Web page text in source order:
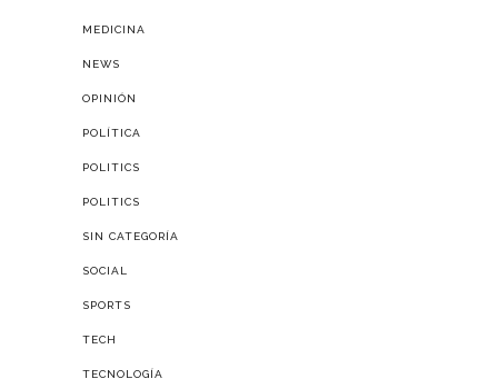
MEDICINA
NEWS
OPINIÓN
POLÍTICA
POLITICS
POLITICS
SIN CATEGORÍA
SOCIAL
SPORTS
TECH
TECNOLOGÍA